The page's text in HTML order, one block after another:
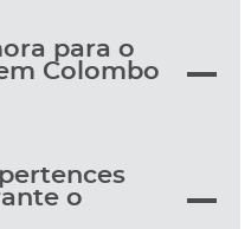
para o
Colombo
o